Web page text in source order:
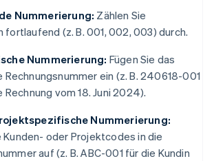
Nummerierung: Zählen Sie
fortlaufend (z. B. 001, 002, 003) durch.
Nummerierung: Fügen Sie das
Rechnungsnummer ein (z. B. 240618-001
vom 18. Juni 2024).
Nummerierung:
Kunden- oder Projektcodes in die
auf (z. B. ABC-001 für die Kundin